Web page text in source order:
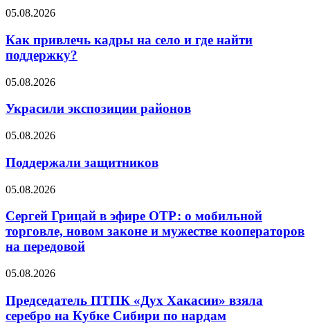
05.08.2026
Как привлечь кадры на село и где найти
поддержку?
05.08.2026
Украсили экспозиции районов
05.08.2026
Поддержали защитников
05.08.2026
Сергей Грицай в эфире ОТР: о мобильной
торговле, новом законе и мужестве кооператоров
на передовой
05.08.2026
Председатель ПТПК «Дух Хакасии» взяла
серебро на Кубке Сибири по нардам